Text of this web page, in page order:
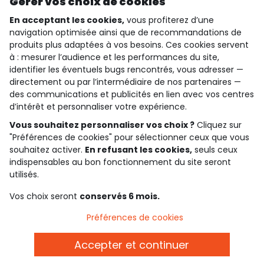
qui sommes-nous ?
besoin d'aide ?
le club fidélité
notre catalogue
Conditions générales de ventes et d'utilisation
Politique de confidentialité
Cookies et données personnelles
Paramètres des cookies
En acceptant les cookies, vous profiterez d’une
navigation optimisée ainsi que de recommandations de
produits plus adaptées à vos besoins. Ces cookies servent
à : mesurer l’audience et les performances du site,
identifier les éventuels bugs rencontrés, vous adresser —
directement ou par l’intermédiaire de nos partenaires —
des communications et publicités en lien avec vos centres
d’intérêt et personnaliser votre expérience.
Vous souhaitez personnaliser vos choix ? Cliquez sur
"Préférences de cookies" pour sélectionner ceux que vous
souhaitez activer. En refusant les cookies, seuls ceux
indispensables au bon fonctionnement du site seront
utilisés.
Vos choix seront conservés 6 mois.
Préférences de cookies
Accepter et continuer